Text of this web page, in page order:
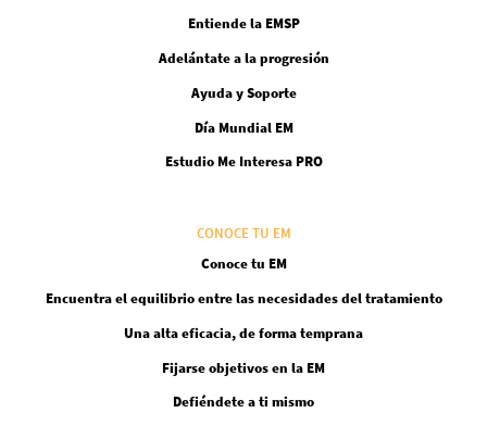
Entiende la EMSP
Adelántate a la progresión
Ayuda y Soporte
Día Mundial EM
Estudio Me Interesa PRO
CONOCE TU EM
Conoce tu EM
Encuentra el equilibrio entre las necesidades del tratamiento
Una alta eficacia, de forma temprana
Fijarse objetivos en la EM
Defiéndete a ti mismo